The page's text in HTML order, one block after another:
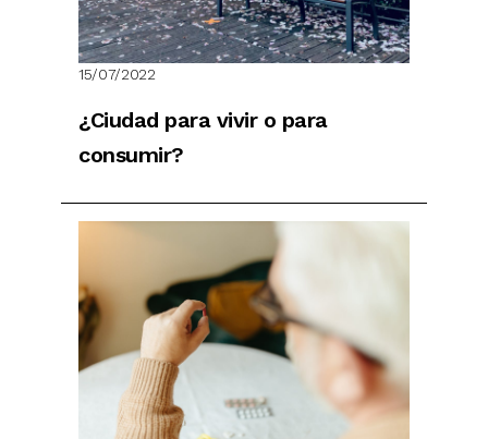
15/07/2022
¿Ciudad para vivir o para
consumir?